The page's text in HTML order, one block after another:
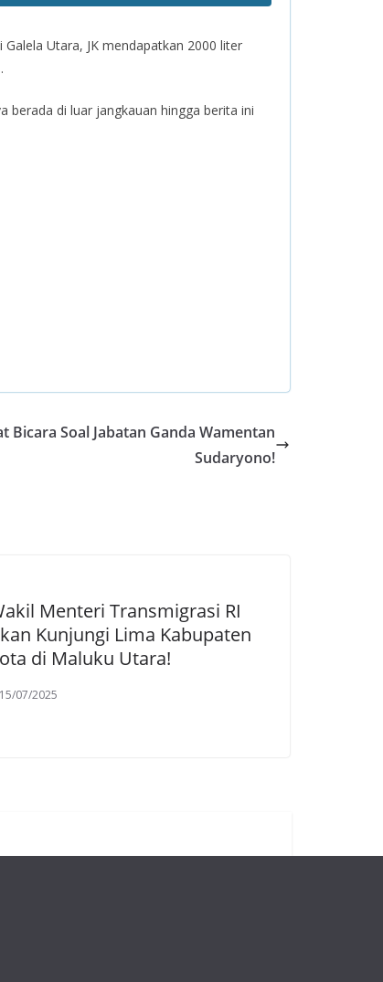
Utara, JK mendapatkan 2000 liter
berada di luar jangkauan hingga berita ini
Bicara Soal Jabatan Ganda Wamentan
Sudaryono!
Menteri Transmigrasi RI
Kunjungi Lima Kabupaten
di Maluku Utara!
15/07/2025